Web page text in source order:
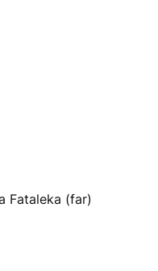
Fataleka (far)